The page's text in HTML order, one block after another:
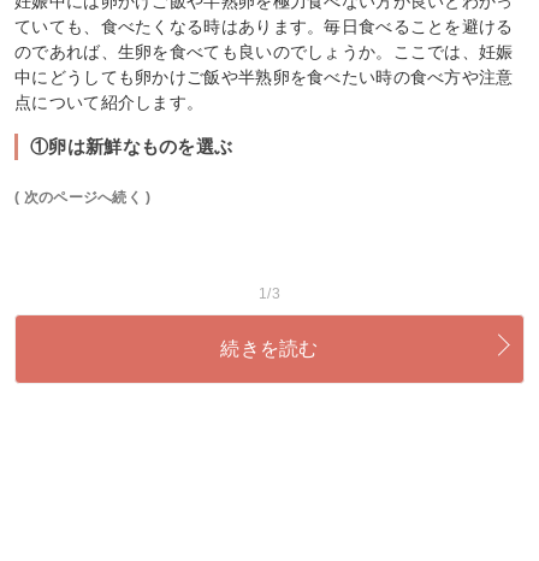
ていても、食べたくなる時はあります。毎日食べることを避ける
のであれば、生卵を食べても良いのでしょうか。ここでは、妊娠
中にどうしても卵かけご飯や半熟卵を食べたい時の食べ方や注意
点について紹介します。
①卵は新鮮なものを選ぶ
( 次のページへ続く )
1/3
続きを読む